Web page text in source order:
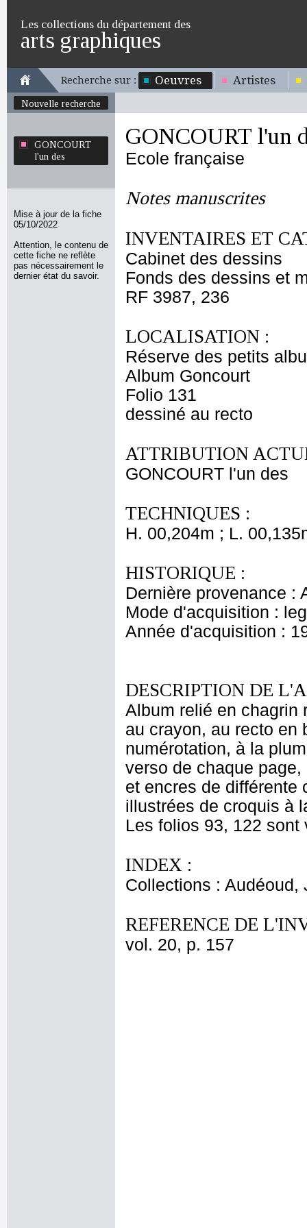
Les collections du département des
arts graphiques
Recherche sur : Oeuvres Artistes
Nouvelle recherche
GONCOURT
l'un des
Mise à jour de la fiche
05/10/2022
Attention, le contenu de
cette fiche ne reflète
pas nécessairement le
dernier état du savoir.
GONCOURT l'un
Ecole française
Notes manuscrites
INVENTAIRES ET
Cabinet des dessins
Fonds des dessins et
RF 3987, 236
LOCALISATION :
Réserve des petits
Album Goncourt
Folio 131
dessiné au recto
ATTRIBUTION
GONCOURT l'un des
TECHNIQUES :
H. 00,204m ; L.
HISTORIQUE :
Dernière provenance :
Mode d'acquisition :
Année d'acquisition :
DESCRIPTION DE
Album relié en chagrin
au crayon, au recto en
numérotation, à la
verso de chaque
et encres de différente
illustrées de croquis à
Les folios 93, 122 sont
INDEX :
Collections : Audéoud,
REFERENCE DE
vol. 20, p. 157